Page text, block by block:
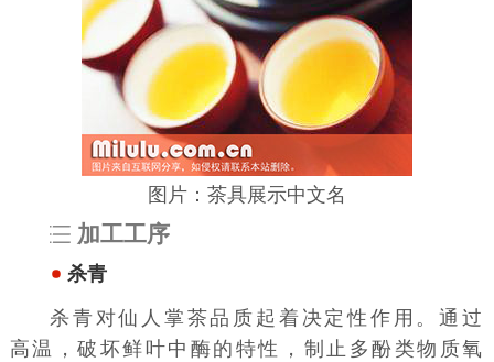
图片：茶具展示中文名
加工工序
杀青
杀青对仙人掌茶品质起着决定性作用。通过
高温，破坏鲜叶中酶的特性，制止 多酚类物质氧